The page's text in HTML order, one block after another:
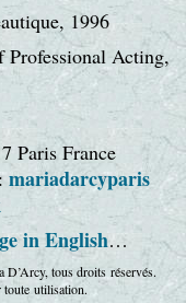
1996
Acting,
Paris France
mariadarcyparis
in English…
D’Arcy, tous droits réservés.
toute utilisation.